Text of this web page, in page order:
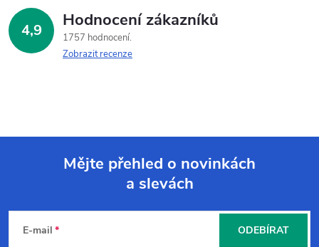
4,9 Hodnocení zákazníků
1757 hodnocení
Zobrazit recenze
Mějte přehled o novinkách
a slevách
E-mail ODEBÍRAT